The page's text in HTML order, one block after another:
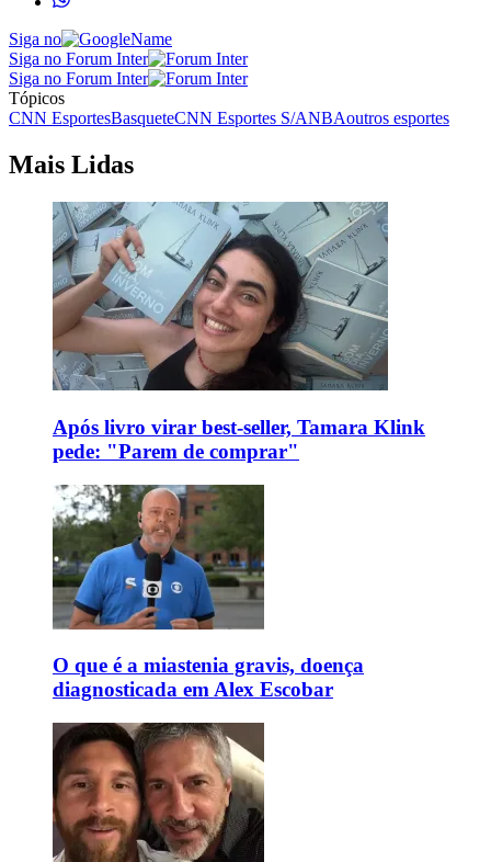
Siga no
Siga no Forum Inter
Siga no Forum Inter
Tópicos
CNN EsportesBasqueteCNN Esportes S/ANBAoutros esportes
Mais Lidas
Após livro virar best-seller, Tamara Klink
pede: "Parem de comprar"
O que é a miastenia gravis, doença
diagnosticada em Alex Escobar